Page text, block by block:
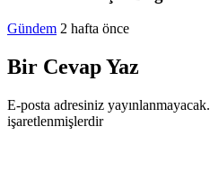
Gündem 2 hafta önce
Bir Cevap Yaz
E-posta adresiniz yayınlanmayacak.
işaretlenmişlerdir